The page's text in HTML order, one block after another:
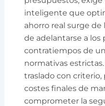
inteligente que
ahorro real surge de
de adelantarse a los
contratiempos de
normativas
traslado con
costes finales de
comprometer la